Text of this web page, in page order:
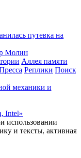
Аллея памяти
Реплики Поиск
механики и
Intel»
использовании
и тексты, активная